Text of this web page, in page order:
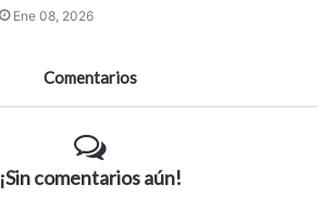
Ene 08, 2026
Comentarios
¡Sin comentarios aún!